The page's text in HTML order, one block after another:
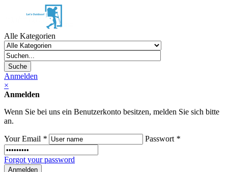
Alle Kategorien
Suche
Anmelden
×
Anmelden
Wenn Sie bei uns ein Benutzerkonto besitzen, melden Sie sich bitte
an.
Your Email * Passwort *
Forgot your password